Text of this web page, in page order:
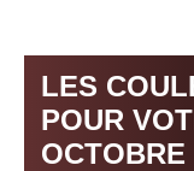
LES
POUR
OCTOBRE